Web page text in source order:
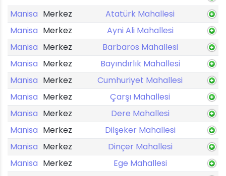
Manisa Merkez
Atatürk Mahallesi
Manisa Merkez
Ayni Ali Mahallesi
Manisa Merkez
Barbaros Mahallesi
Manisa Merkez
Bayındırlık Mahallesi
Manisa Merkez
Cumhuriyet Mahallesi
Manisa Merkez
Çarşı Mahallesi
Manisa Merkez
Dere Mahallesi
Manisa Merkez
Dilşeker Mahallesi
Manisa Merkez
Dinçer Mahallesi
Manisa Merkez
Ege Mahallesi